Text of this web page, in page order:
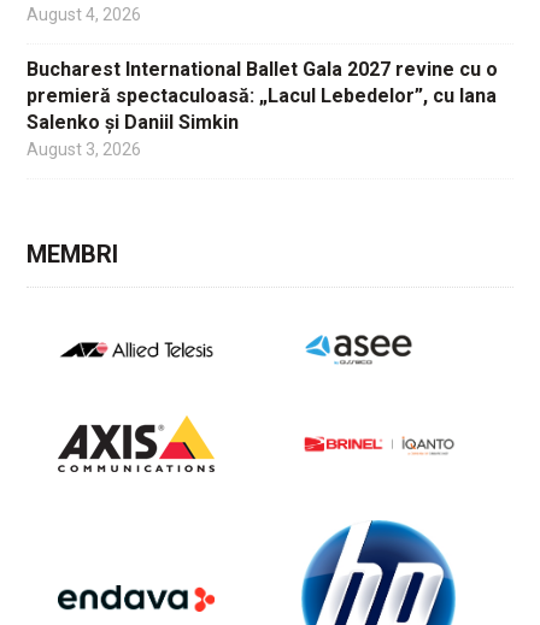
August 4, 2026
Bucharest International Ballet Gala 2027 revine cu o
premieră spectaculoasă: „Lacul Lebedelor”, cu Iana
Salenko și Daniil Simkin
August 3, 2026
MEMBRI